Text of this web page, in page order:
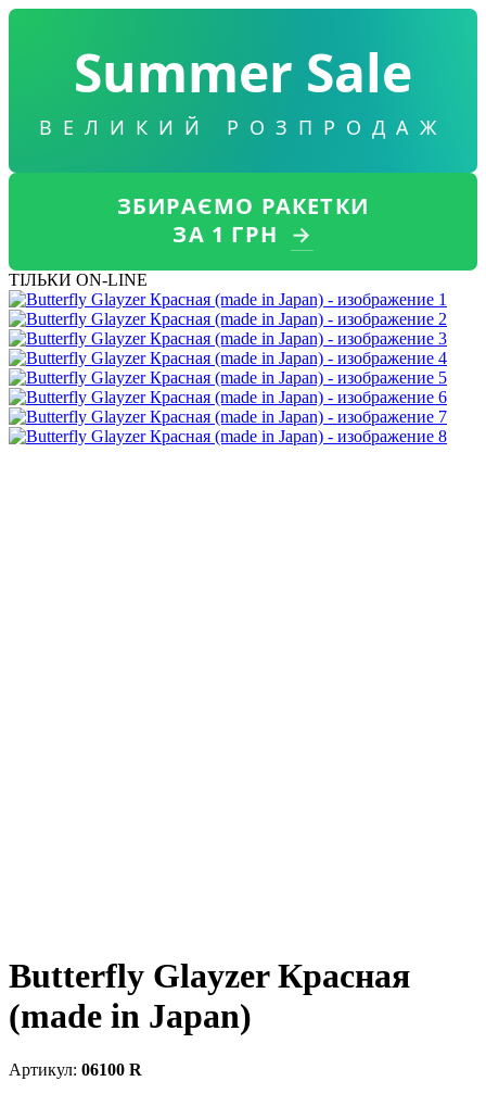
Summer Sale
ВЕЛИКИЙ РОЗПРОДАЖ
ЗБИРАЄМО РАКЕТКИ
ЗА 1 ГРН →
ТІЛЬКИ ON-LINE
Butterfly Glayzer Красная
(made in Japan)
06100 R